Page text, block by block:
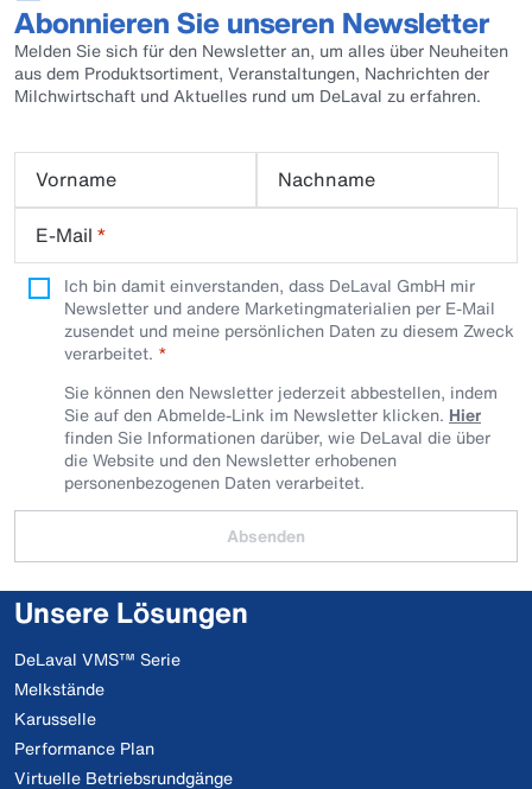
Abonnieren Sie unseren Newsletter
Melden Sie sich für den Newsletter an, um alles über Neuheiten
aus dem Produktsortiment, Veranstaltungen, Nachrichten der
Milchwirtschaft und Aktuelles rund um DeLaval zu erfahren.
Vorname
Nachname
E-Mail *
Ich bin damit einverstanden, dass DeLaval GmbH mir
Newsletter und andere Marketingmaterialien per E-Mail
zusendet und meine persönlichen Daten zu diesem Zweck
verarbeitet.
Sie können den Newsletter jederzeit abbestellen, indem
Sie auf den Abmelde-Link im Newsletter klicken. Hier
finden Sie Informationen darüber, wie DeLaval die über
die Website und den Newsletter erhobenen
personenbezogenen Daten verarbeitet.
Absenden
Unsere Lösungen
DeLaval VMS™ Serie
Melkstände
Karusselle
Performance Plan
Virtuelle Betriebsrundgänge